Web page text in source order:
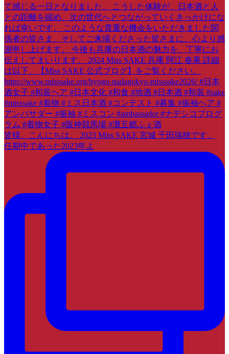
皆様、こんにちは。 2023 Miss SAKE 宮城 千田瑞穂です。
任期中であった2023年よ